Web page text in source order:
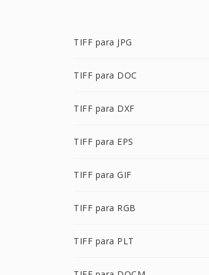
TIFF para JPG
TIFF para DOC
TIFF para DXF
TIFF para EPS
TIFF para GIF
TIFF para RGB
TIFF para PLT